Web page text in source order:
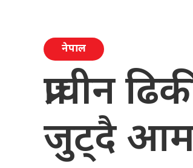
नेपाल
प्राचीन
जुट्दै